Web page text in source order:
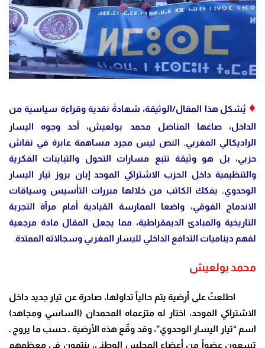
♦ يُشكل هذا المقال/الوثيقة، شهادةً نقدية وقراءة سياسية من
الداخل، صاغها المناضل محمد بولعيش، أحد وجوه اليسار
الراديكالي المغربي. النص ليس مجرد مساهمة عابرة في نقاش
حزبي، بل هو وثيقة تتبع مسارات التحول والتباينات الفكرية
والتنظيمية داخل الحزب الاشتراكي الموحد إبان بروز تيار اليسار
الوحدوي. يفكك الكاتب من خلالها مبررات التأسيس وسياقات
الاندماج الفوقي، واضعا الممارسة القيادية أمام مرآة التجربة
التاريخية والمبادئ الديمقراطية، مما يجعل المقال مادة مرجعية
لفهم ديناميات التدافع الداخلي لليسار المغربي وسجالاته الممتدة
محمد بولعيش
اطلعتُ على أرضية يتم حالياً تداولها، صادرة عن تيار جديد داخل
الاشتراكي الموحد، اختار له متزعماه المحمدان (الساسي ومجاهد)
اسم “تيار اليسار الوحدوي”، وقد وقّع هذه الأرضية ـ حسب ما يروج ـ
تسعون عضواً من أعضاء المجلس الوطني، ينتمون في معظمهم